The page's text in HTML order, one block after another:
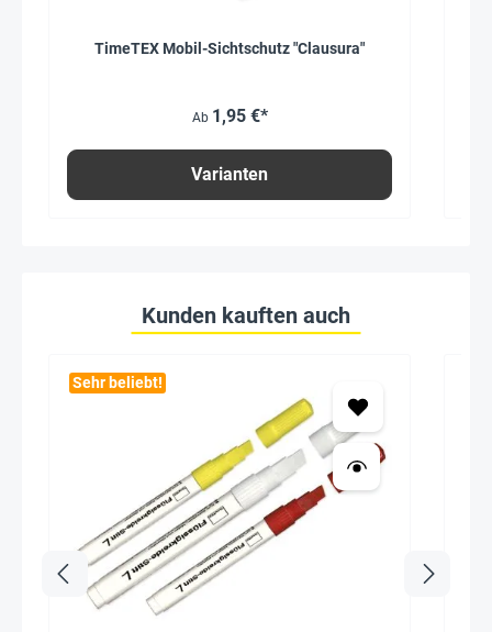
TimeTEX Mobil-Sichtschutz "Clausura"
Ab 1,95 €*
Varianten
Kunden kauften auch
Sehr beliebt!